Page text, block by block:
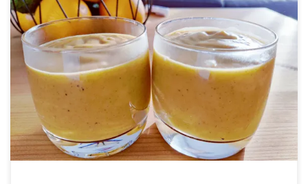
Moliūgų sezonas įsibėgėja, todėl šįkart dalijamės receptu iš
moliūgų. Šis glotnučio receptas primena desertinį gėrimą, tačiau
tai yra desertas, kuris jums naudingas. Moliūgas yra paleo
maistas. Jame gausu vitaminų A, C, E ir K. Taip pat daug geležies,
magnio, kalio ir mangano. Kiti ingredientai prideda dar daugiau
naudingų medžiagų ir […]